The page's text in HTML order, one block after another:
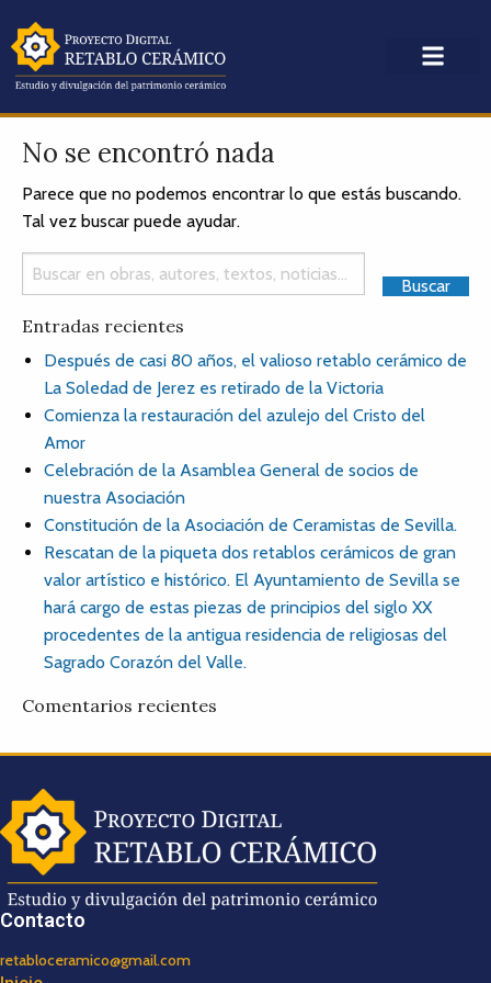
No se encontró nada
Parece que no podemos encontrar lo que estás buscando.
Tal vez buscar puede ayudar.
Entradas recientes
Después de casi 80 años, el valioso retablo cerámico de
La Soledad de Jerez es retirado de la Victoria
Comienza la restauración del azulejo del Cristo del
Amor
Celebración de la Asamblea General de socios de
nuestra Asociación
Constitución de la Asociación de Ceramistas de Sevilla.
Rescatan de la piqueta dos retablos cerámicos de gran
valor artístico e histórico. El Ayuntamiento de Sevilla se
hará cargo de estas piezas de principios del siglo XX
procedentes de la antigua residencia de religiosas del
Sagrado Corazón del Valle.
Comentarios recientes
Contacto
retabloceramico@gmail.com